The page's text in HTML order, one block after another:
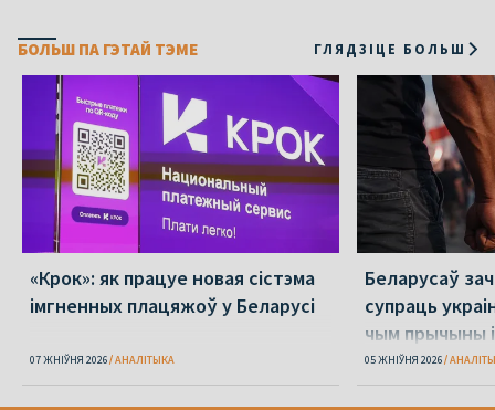
БОЛЬШ ПА ГЭТАЙ ТЭМЕ ГЛЯДЗІЦЕ БОЛЬШ
«Крок»: як працуе новая сістэма
імгненных плацяжоў у Беларусі
07 ЖНІЎНЯ 2026 АНАЛІТЫКА
Беларусаў
супраць
чым прычыны
05 ЖНІЎНЯ 2026